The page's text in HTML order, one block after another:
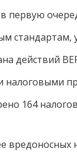
первую
стандартам,
действий
164
вредоносных